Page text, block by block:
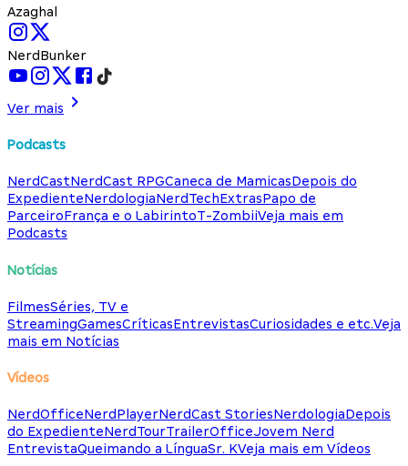
Azaghal
NerdBunker
Ver mais
Podcasts
NerdCastNerdCast RPGCaneca de MamicasDepois do
ExpedienteNerdologiaNerdTechExtrasPapo de
ParceiroFrança e o LabirintoT-ZombiiVeja mais em
Podcasts
Notícias
FilmesSéries, TV e
StreamingGamesCríticasEntrevistasCuriosidades e etc.Veja
mais em Notícias
Vídeos
NerdOfficeNerdPlayerNerdCast StoriesNerdologiaDepois
do ExpedienteNerdTourTrailerOfficeJovem Nerd
EntrevistaQueimando a LínguaSr. KVeja mais em Vídeos